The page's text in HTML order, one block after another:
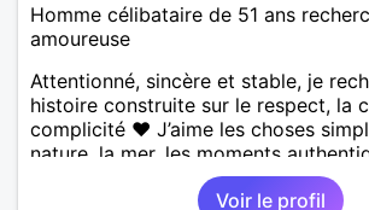
Homme célibataire de 51 ans
amoureuse
Attentionné, sincère et stable, je
histoire construite sur le respect, la
complicité ❤️ J’aime les choses
nature, la mer, les moments
personnes au grand cœur 🌊🌿 Très
affectueux, j’adore les petits
Voir le profil